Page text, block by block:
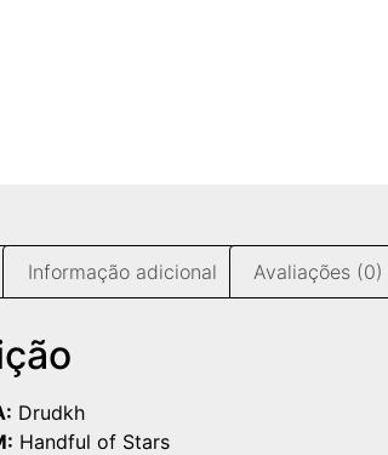
Informação adicional Avaliações (0)
Drudkh
Handful of Stars